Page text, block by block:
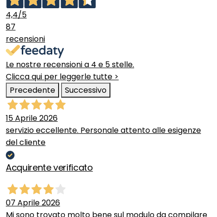
4,4/5
87
recensioni
Le nostre recensioni a 4 e 5 stelle.
Clicca qui per leggerle tutte >
Precedente
Successivo
15 Aprile 2026
servizio eccellente. Personale attento alle esigenze
del cliente
Acquirente verificato
07 Aprile 2026